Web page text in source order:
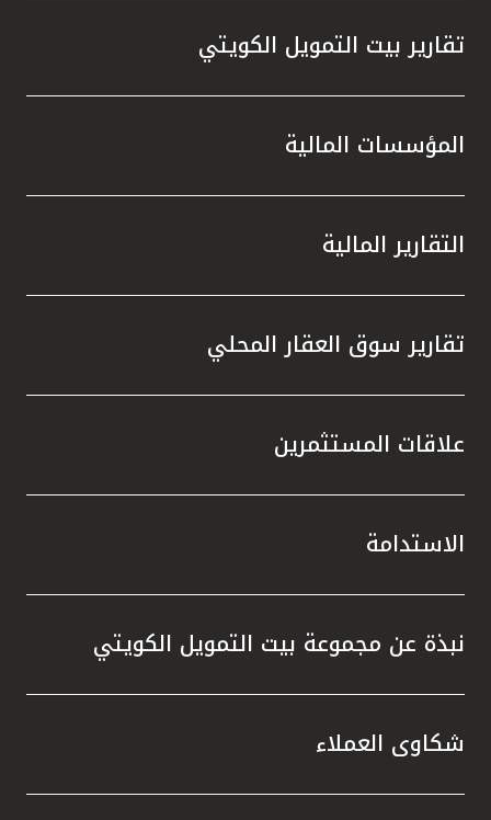
تقارير بيت التمويل الكويتي
المؤسسات المالية
التقارير المالية
تقارير سوق العقار المحلي
علاقات المستثمرين
الاستدامة
نبذة عن مجموعة بيت التمويل الكويتي
شكاوى العملاء